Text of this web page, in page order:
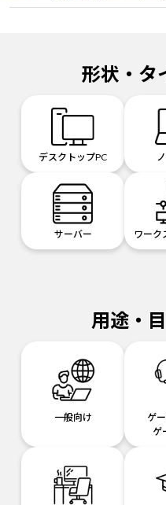
形状・タ
デスクトップPC
サーバー ワーク
用途・
一般向け
ゲ
ゲ